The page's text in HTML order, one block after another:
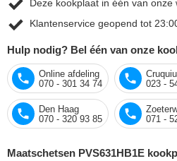
Deze kookplaat in één van onze
Klantenservice geopend tot
Hulp nodig? Bel één van onze
Online afdeling
070 - 301 34 74
023 -
Den Haag
070 - 320 93 85
071 -
Maatschetsen PVS631HB1E